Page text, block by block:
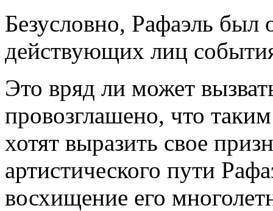
Безусловно, Рафаэль
действующих лиц
Это вряд ли может
провозглашено, что
хотят выразить свое
артистического пути
восхищение его